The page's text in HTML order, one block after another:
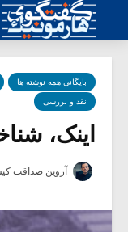
بایگانی همه نوشته ها
نقد و بررسی
اینک،
آروین صداقت